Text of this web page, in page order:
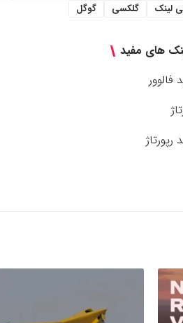
لینک
گلکسی گوگل
های مفید
فالوور
رپورتاژ